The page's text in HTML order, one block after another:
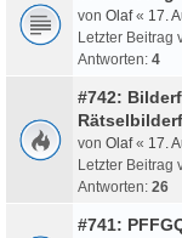
von Olaf« 17.
Letzter Beitrag
Antworten: 4
#742:
von Olaf« 17.
Letzter Beitrag
Antworten: 26
#741: